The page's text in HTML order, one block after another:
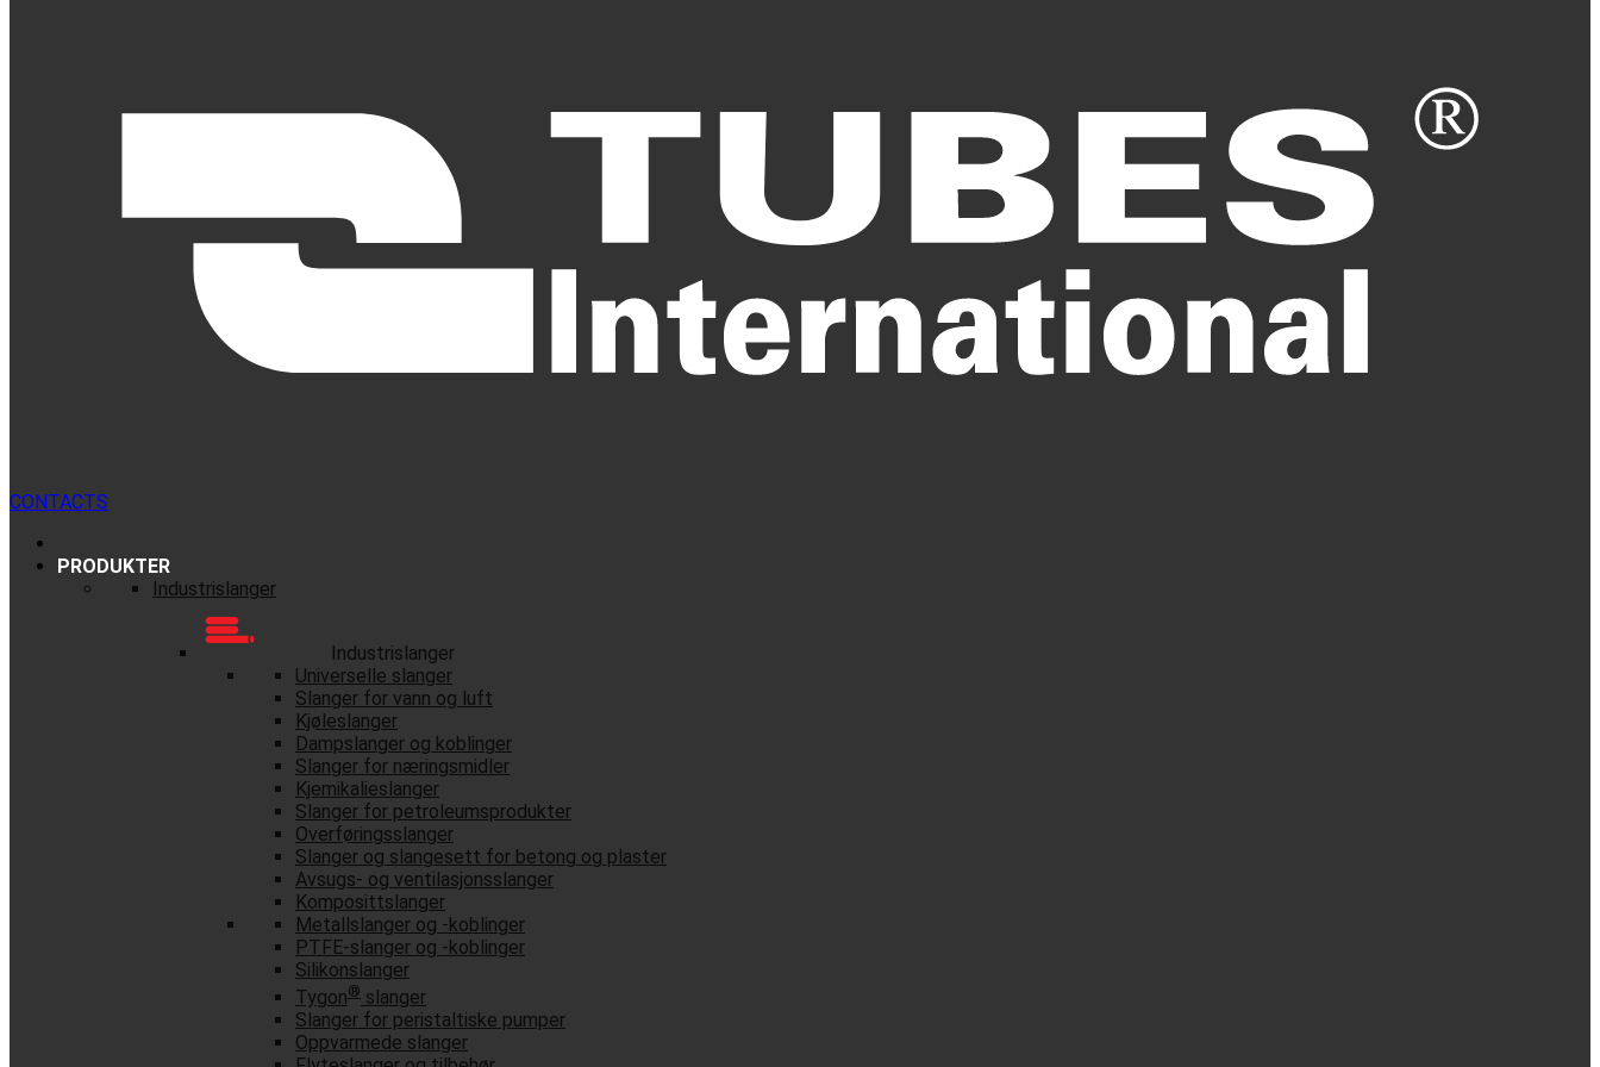
CONTACTS
PRODUKTER
Industrislanger
Industrislanger
Universelle slanger
Slanger for vann og luft
Kjøleslanger
Dampslanger og koblinger
Slanger for næringsmidler
Kjemikalieslanger
Slanger for petroleumsprodukter
Overføringsslanger
Slanger og slangesett for betong og plaster
Avsugs- og ventilasjonsslanger
Komposittslanger
Metallslanger og -koblinger
PTFE-slanger og -koblinger
Silikonslanger
Tygon® slanger
Slanger for peristaltiske pumper
Oppvarmede slanger